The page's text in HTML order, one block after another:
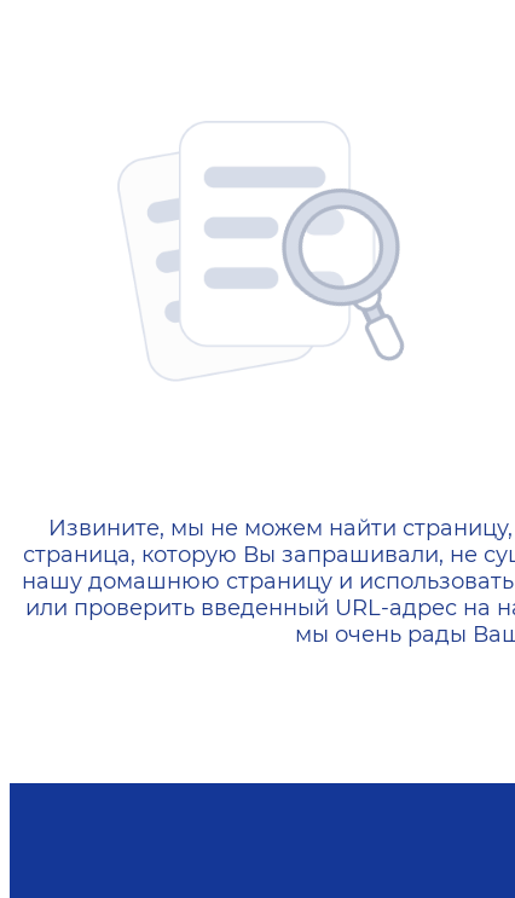
404 — Страница не
Извините, мы не можем найти
страница, которую Вы запрашивали, не
нашу домашнюю страницу и
или проверить введенный URL-адрес на
мы очень рады